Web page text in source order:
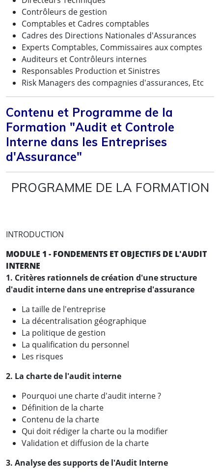
Contrôleurs de gestion
Comptables et Cadres comptables
Cadres des Directions Nationales d'Assurances
Experts Comptables, Commissaires aux comptes
Auditeurs et Contrôleurs internes
Responsables Production et Sinistres
Risk Managers des compagnies d'assurances, Etc
Contenu et Programme de la
Formation "Audit et Controle
Interne dans les Entreprises
d'Assurance"
PROGRAMME DE LA FORMATION
INTRODUCTION
MODULE 1 - FONDEMENTS ET OBJECTIFS DE L'AUDIT
INTERNE
1. Critères rationnels de création d'une structure
d'audit interne dans une entreprise d'assurance
La taille de l'entreprise
La décentralisation géographique
La politique de gestion
La qualification du personnel
Les risques
2. La charte de l'audit interne
Pourquoi une charte d'audit interne ?
Définition de la charte
Contenu de la charte
Qui doit rédiger la charte ou la modifier
Validation et diffusion de la charte
3. Analyse des supports de l'Audit Interne